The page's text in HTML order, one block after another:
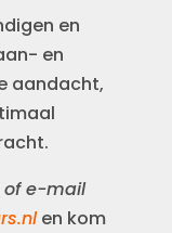
en
en
aandacht,
of e-mail
en kom